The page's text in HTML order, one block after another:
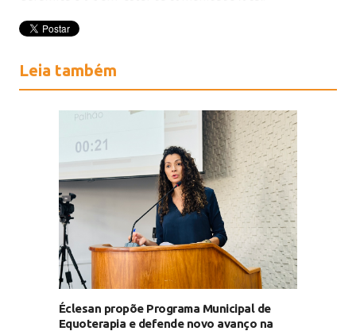
Leia também
Éclesan propõe Programa Municipal de
Equoterapia e defende novo avanço na